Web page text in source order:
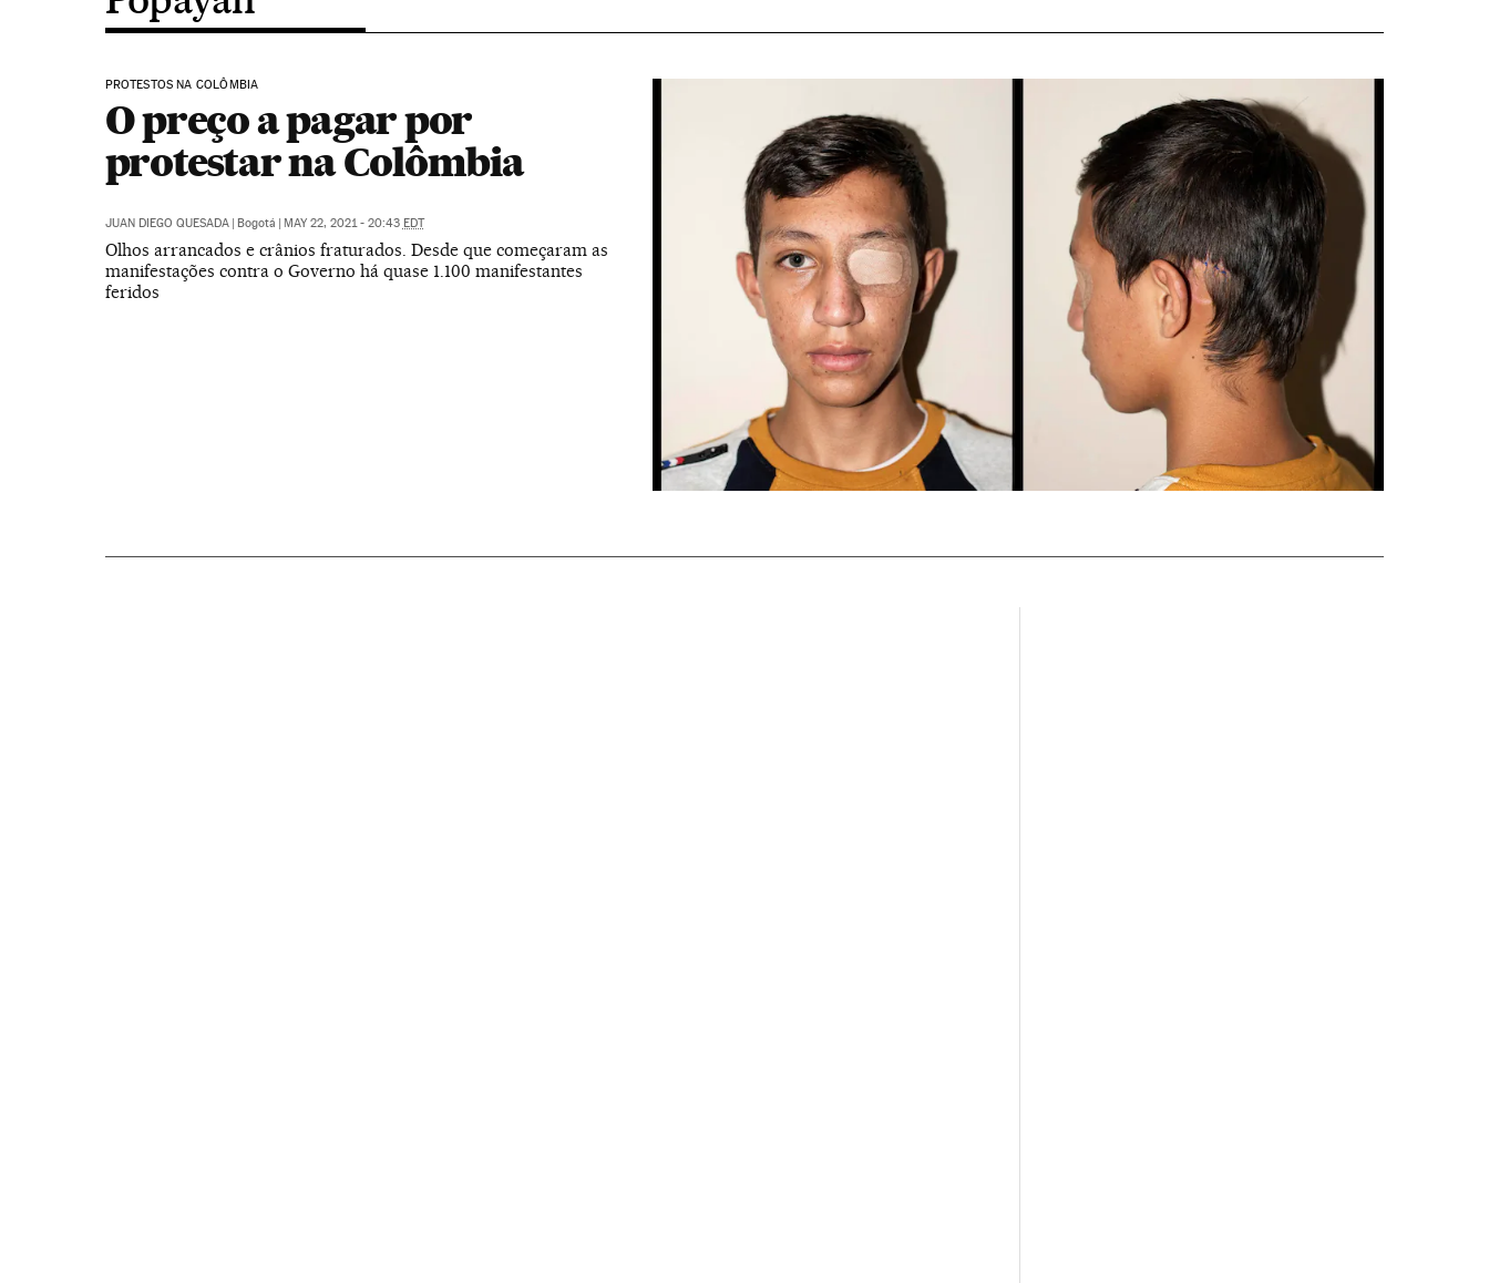
PROTESTOS NA COLÔMBIA
O preço a pagar por
protestar na Colômbia
JUAN DIEGO QUESADA | Bogotá | MAY 22, 2021 - 20:43 EDT
Olhos arrancados e crânios fraturados. Desde que começaram as
manifestações contra o Governo há quase 1.100 manifestantes
feridos